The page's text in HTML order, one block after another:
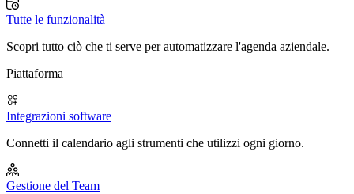
Tutte le funzionalità
Scopri tutto ciò che ti serve per automatizzare l'agenda aziendale.
Piattaforma
Integrazioni software
Connetti il calendario agli strumenti che utilizzi ogni giorno.
Gestione del Team